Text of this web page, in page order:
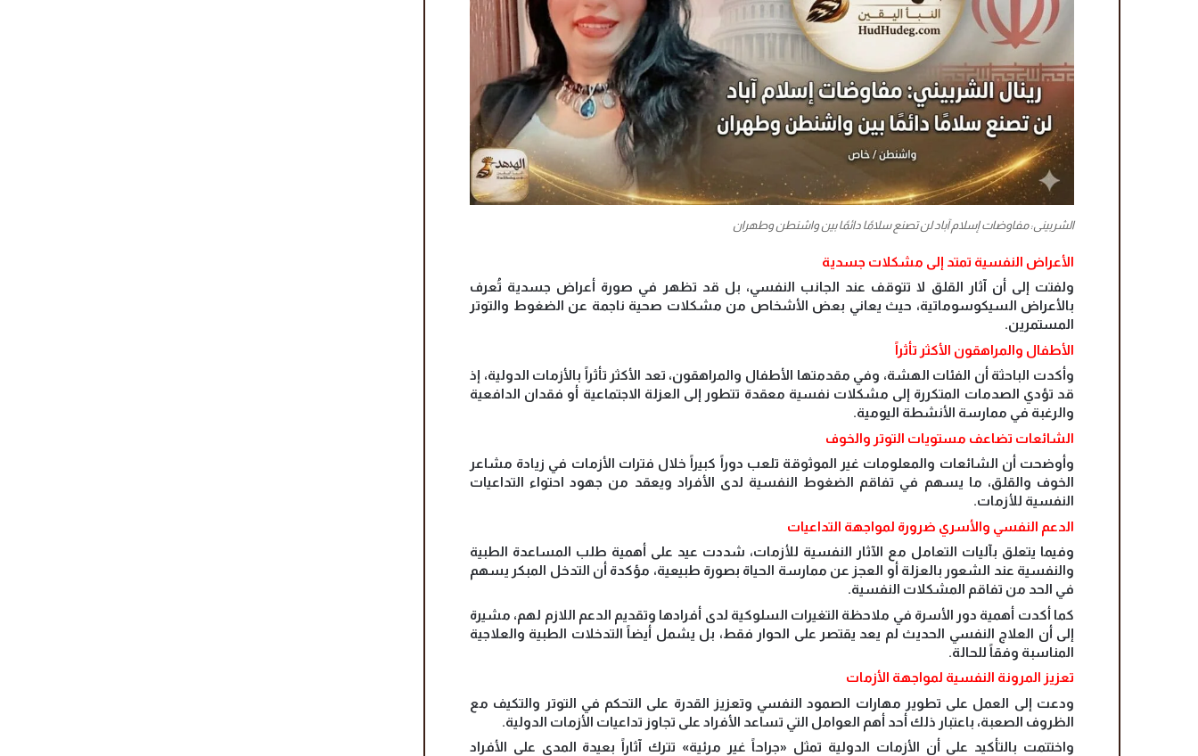
الشربينى: مفاوضات إسلام آباد لن تصنع سلامًا دائمًا بين واشنطن وطهران
الأعراض النفسية تمتد إلى مشكلات جسدية
ولفتت إلى أن آثار القلق لا تتوقف عند الجانب النفسي، بل قد تظهر في صورة أعراض جسدية تُعرف
بالأعراض السيكوسوماتية، حيث يعاني بعض الأشخاص من مشكلات صحية ناجمة عن الضغوط والتوتر
المستمرين.
الأطفال والمراهقون الأكثر تأثراً
وأكدت الباحثة أن الفئات الهشة، وفي مقدمتها الأطفال والمراهقون، تعد الأكثر تأثراً بالأزمات الدولية، إذ
قد تؤدي الصدمات المتكررة إلى مشكلات نفسية معقدة تتطور إلى العزلة الاجتماعية أو فقدان الدافعية
والرغبة في ممارسة الأنشطة اليومية.
الشائعات تضاعف مستويات التوتر والخوف
وأوضحت أن الشائعات والمعلومات غير الموثوقة تلعب دوراً كبيراً خلال فترات الأزمات في زيادة مشاعر
الخوف والقلق، ما يسهم في تفاقم الضغوط النفسية لدى الأفراد ويعقد من جهود احتواء التداعيات
النفسية للأزمات.
الدعم النفسي والأسري ضرورة لمواجهة التداعيات
وفيما يتعلق بآليات التعامل مع الآثار النفسية للأزمات، شددت عيد على أهمية طلب المساعدة الطبية
والنفسية عند الشعور بالعزلة أو العجز عن ممارسة الحياة بصورة طبيعية، مؤكدة أن التدخل المبكر يسهم
في الحد من تفاقم المشكلات النفسية.
كما أكدت أهمية دور الأسرة في ملاحظة التغيرات السلوكية لدى أفرادها وتقديم الدعم اللازم لهم، مشيرة
إلى أن العلاج النفسي الحديث لم يعد يقتصر على الحوار فقط، بل يشمل أيضاً التدخلات الطبية والعلاجية
المناسبة وفقاً للحالة.
تعزيز المرونة النفسية لمواجهة الأزمات
ودعت إلى العمل على تطوير مهارات الصمود النفسي وتعزيز القدرة على التحكم في التوتر والتكيف مع
الظروف الصعبة، باعتبار ذلك أحد أهم العوامل التي تساعد الأفراد على تجاوز تداعيات الأزمات الدولية.
واختتمت بالتأكيد على أن الأزمات الدولية تمثل «جراحاً غير مرئية» تترك آثاراً بعيدة المدى على الأفراد